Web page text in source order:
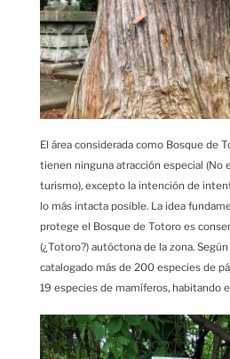
El área considerada como Bosque de
tienen ninguna atracción especial (No
turismo), excepto la intención de
lo más intacta posible. La idea
protege el Bosque de Totoro es
(¿Totoro?) autóctona de la zona. Según
catalogado más de 200 especies de
19 especies de mamíferos, habitando